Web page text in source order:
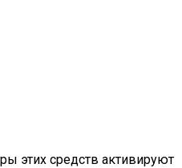
этих средств активируют